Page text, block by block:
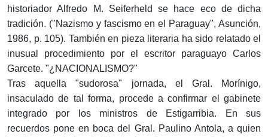
historiador Alfredo M. Seiferheld se hace eco de dicha
tradición. ("Nazismo y fascismo en el Paraguay", Asunción,
1986, p. 105). También en pieza literaria ha sido relatado el
inusual procedimiento por el escritor paraguayo Carlos
Garcete. "¿NACIONALISMO?"
Tras aquella "sudorosa" jornada, el Gral. Morínigo,
insaculado de tal forma, procede a confirmar el gabinete
integrado por los ministros de Estigarribia. En sus
recuerdos pone en boca del Gral. Paulino Antola, a quien